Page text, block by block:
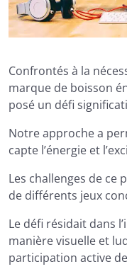
Confrontés à la
marque de boisson
posé un défi
Notre approche a
capte l’énergie et
Les challenges de ce
de différents jeux
Le défi résidait dans
manière visuelle et
participation active